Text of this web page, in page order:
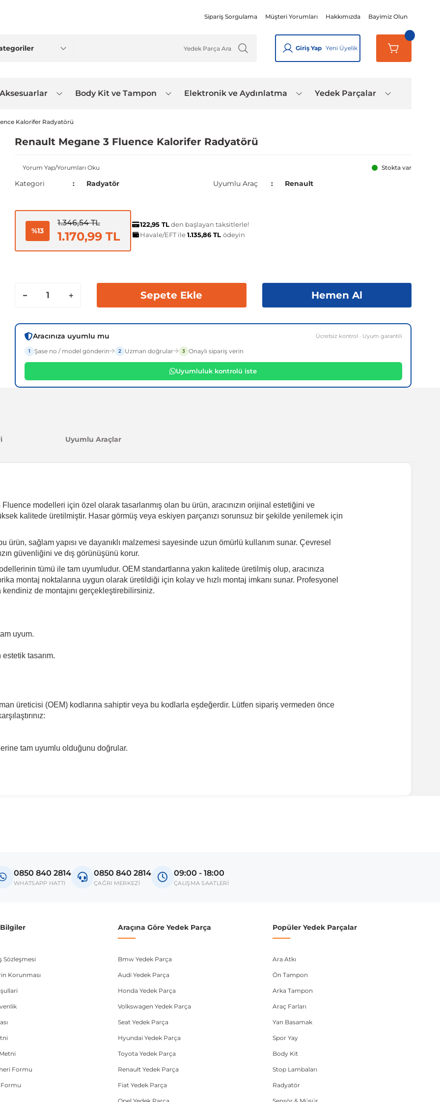
Sipariş Sorgulama Müşteri Yorumları Hakkımızda Bayimiz Olun
Giriş Yap Yeni Üyelik
Aksesuarlar Body Kit ve Tampon Elektronik ve Aydınlatma Yedek Parçalar
Kalorifer Radyatörü
Renault Megane 3 Fluence Kalorifer Radyatörü
Yorum Yap/Yorumları Oku Stokta var
Kategori Radyatör Uyumlu Araç Renault
%13
1.346,54 TL
1.170,99 TL
122,95 TLden başlayan taksitlerle!
Havale/EFT ile1.135,86 TL ödeyin
Sepete Ekle Hemen Al
Aracınıza uyumlu mu Ücretsiz kontrol · Uyum garantili
1 Şase no / model gönderin 2 Uzman doğrular 3 Onaylı sipariş verin
Uyumluluk kontrolü iste
Uyumlu Araçlar
modelleri için özel olarak tasarlanmış olan bu ürün, aracınızın orijinal estetiğini ve
kalitede üretilmiştir. Hasar görmüş veya eskiyen parçanızı sorunsuz bir şekilde yenilemek için
sağlam yapısı ve dayanıklı malzemesi sayesinde uzun ömürlü kullanım sunar. Çevresel
güvenliğini ve dış görünüşünü korur.
tümü ile tam uyumludur. OEM standartlarına yakın kalitede üretilmiş olup, aracınıza
montaj noktalarına uygun olarak üretildiği için kolay ve hızlı montaj imkanı sunar. Profesyonel
de montajını gerçekleştirebilirsiniz.
uyum.
tasarım.
üreticisi (OEM) kodlarına sahiptir veya bu kodlarla eşdeğerdir. Lütfen sipariş vermeden önce
tam uyumlu olduğunu doğrular.
0850 840 2814
WHATSAPP HATTI
0850 840 2814
ÇAĞRI MERKEZİ
09:00 - 18:00
ÇALIŞMA SAATLERİ
Sözleşmesi
Korunması
Formu
Formu
Araçına Göre Yedek Parça
Bmw Yedek Parça
Audi Yedek Parça
Honda Yedek Parça
Volkswagen Yedek Parça
Seat Yedek Parça
Hyundai Yedek Parça
Toyota Yedek Parça
Renault Yedek Parça
Fiat Yedek Parça
Popüler Yedek Parçalar
Ara Atkı
Ön Tampon
Arka Tampon
Araç Farları
Yan Basamak
Spor Yay
Body Kit
Stop Lambaları
Radyatör